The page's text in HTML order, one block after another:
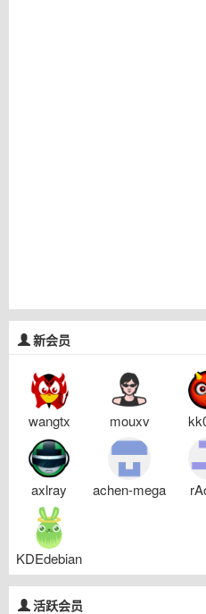
新会员
wangtx mouxv
axlray achen-mega
KDEdebian
活跃会员